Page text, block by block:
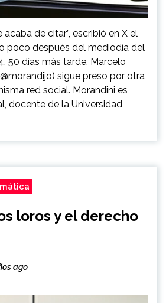
acaba de citar”, escribió en X el
poco después del mediodía del
50 días más tarde, Marcelo
sigue preso por otra
red social. Morandini es
docente de la Universidad
loros y el derecho
ago